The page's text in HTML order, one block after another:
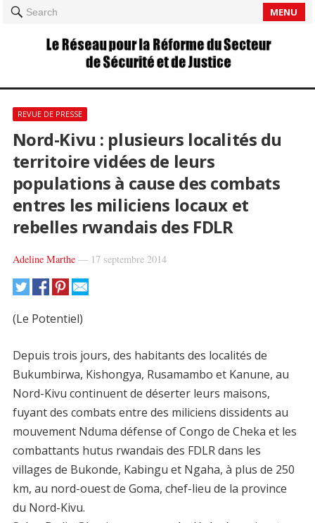
Search MENU
REVUE DE PRESSE
Nord-Kivu : plusieurs localités du
territoire vidées de leurs
populations à cause des combats
entres les miliciens locaux et
rebelles rwandais des FDLR
Adeline Marthe— 17 septembre 2014
(Le Potentiel)
Depuis trois jours, des habitants des localités de
Bukumbirwa, Kishongya, Rusamambo et Kanune, au
Nord-Kivu continuent de déserter leurs maisons,
fuyant des combats entre des miliciens dissidents au
mouvement Nduma défense of Congo de Cheka et les
combattants hutus rwandais des FDLR dans les
villages de Bukonde, Kabingu et Ngaha, à plus de 250
km, au nord-ouest de Goma, chef-lieu de la province
du Nord-Kivu.